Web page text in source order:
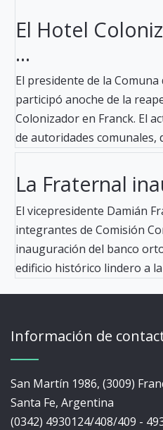
El Hotel
...
El presidente de la Comuna
participó anoche de la
Colonizador en Franck. El
de autoridades comunales,
La Fraternal
El vicepresidente Damián
integrantes de Comisión
inauguración del banco
edificio histórico lindero a
Información de
San Martín 1986, (3009)
Santa Fe, Argentina
(0342) 4930124/408/409 -